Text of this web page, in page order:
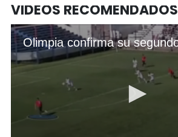
VIDEOS RECOMENDADOS